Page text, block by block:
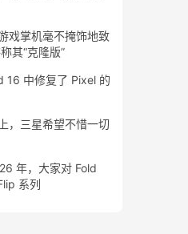
戏掌机毫不掩饰地致
其“克隆版”
16 中修复了 Pixel 的
，三星希望不惜一切
年，大家对 Fold
系列